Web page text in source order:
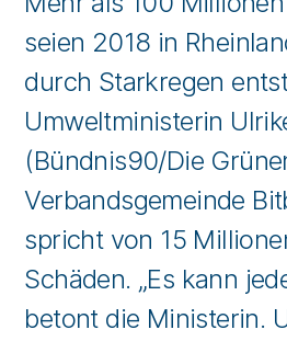
seien 2018 in
durch Starkregen
Umweltministerin
(Bündnis90/Die
Verbandsgemeinde
spricht von 15
Schäden. „Es kann
betont die Ministerin.